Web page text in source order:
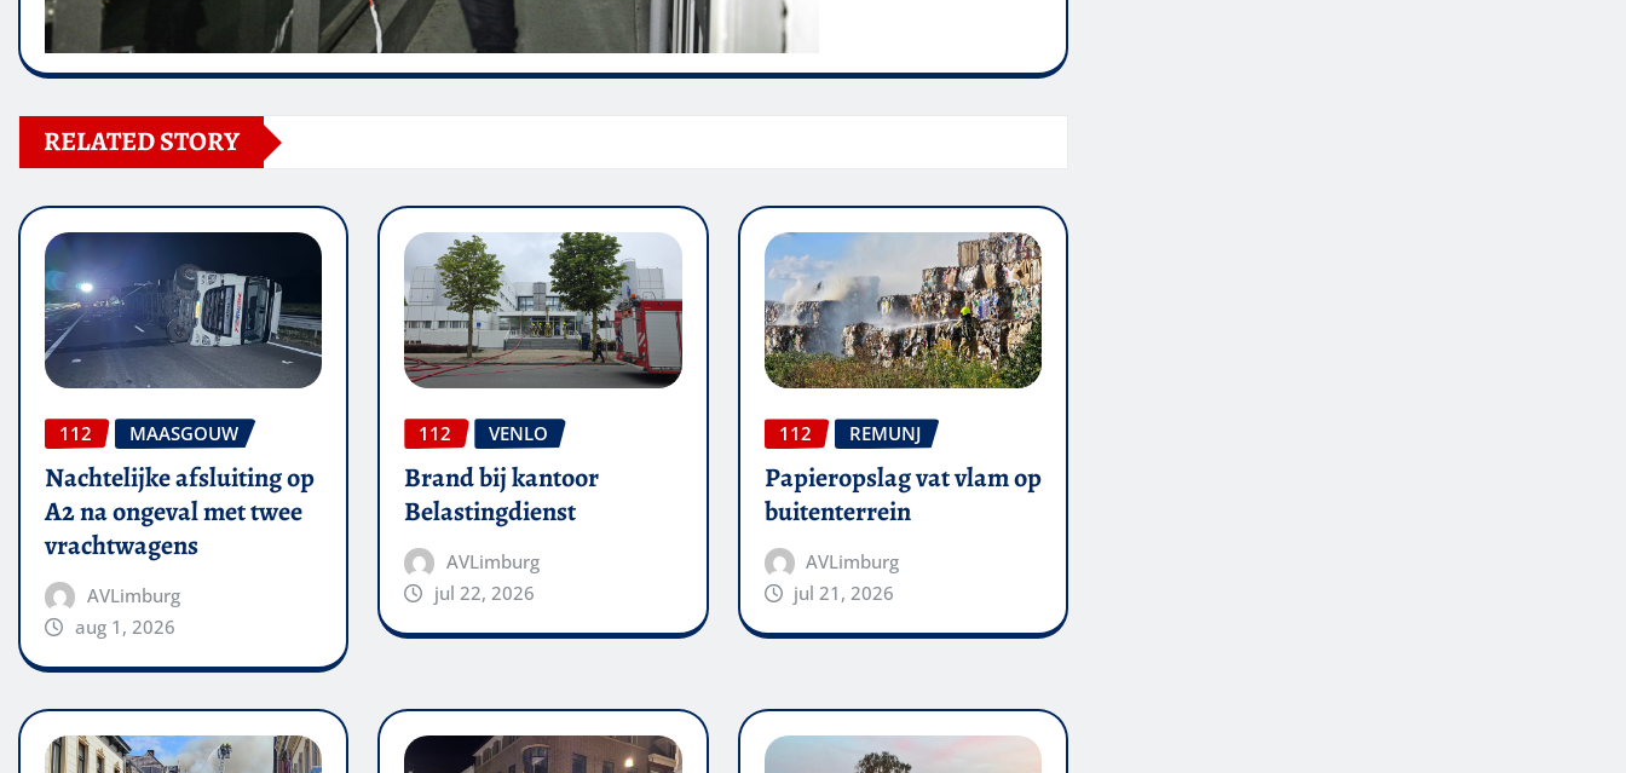
RELATED STORY
112 MAASGOUW
Nachtelijke afsluiting op
A2 na ongeval met twee
vrachtwagens
AVLimburg
aug 1, 2026
112 VENLO
Brand bij kantoor
Belastingdienst
AVLimburg
jul 22, 2026
112 REMUNJ
Papieropslag vat vlam op
buitenterrein
AVLimburg
jul 21, 2026